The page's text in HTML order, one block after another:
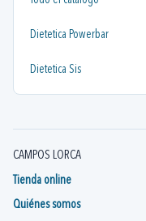
Dietetica Powerbar
Dietetica Sis
CAMPOS LORCA
Tienda online
Quiénes somos